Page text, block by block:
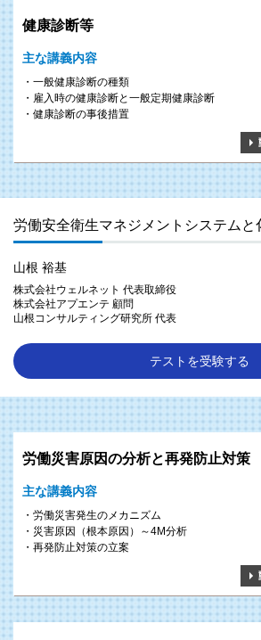
健康診断等
主な講義内容
一般健康診断の種類
雇入時の健康診断と一般定期健康診断
健康診断の事後措置
労働安全衛生マネジメントシステムと
山根 裕基
株式会社ウェルネット 代表取締役
株式会社アプエンテ 顧問
山根コンサルティング研究所 代表
テストを受験する
労働災害原因の分析と再発防止対策
主な講義内容
労働災害発生のメカニズム
災害原因（根本原因）～4M分析
再発防止対策の立案